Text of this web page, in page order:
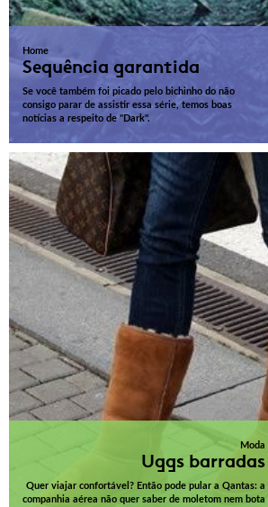
Home
Sequência garantida
Se você também foi picado pelo bichinho do não
consigo parar de assistir essa série, temos boas
notícias a respeito de "Dark".
Moda
Uggs barradas
Quer viajar confortável? Então pode pular a Qantas: a
companhia aérea não quer saber de moletom nem bota